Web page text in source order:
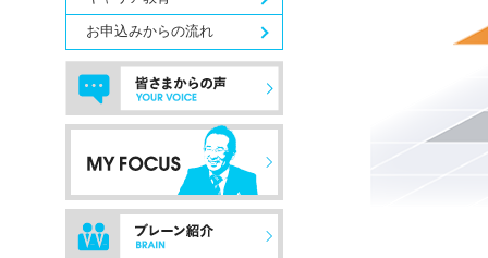
お申込みからの流れ